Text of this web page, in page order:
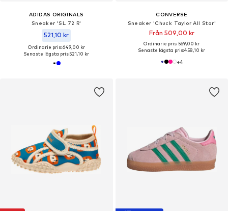
ADIDAS ORIGINALS
Sneaker 'SL 72 R'
521,10 kr
Ordinarie pris: 649,00 kr
Senaste lägsta pris:521,10 kr
CONVERSE
Sneaker 'Chuck Taylor All Star'
Från 509,00 kr
Ordinarie pris: 569,00 kr
Senaste lägsta pris:458,10 kr
+4